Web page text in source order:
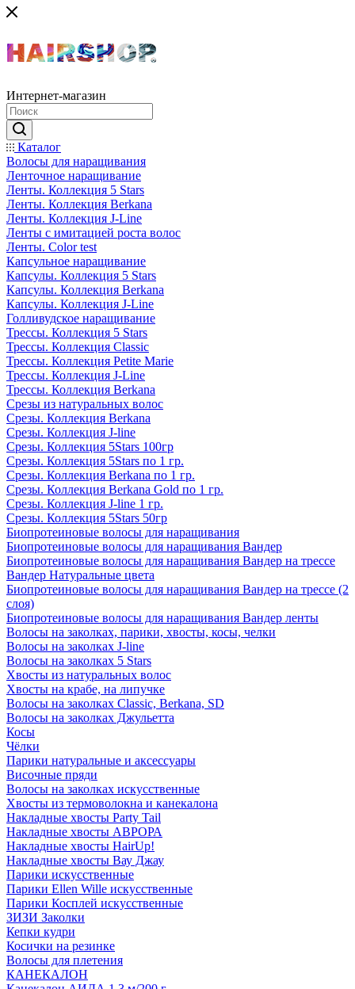
Интернет-магазин
Каталог
Волосы для наращивания
Ленточное наращивание
Ленты. Коллекция 5 Stars
Ленты. Коллекция Berkana
Ленты. Коллекция J-Line
Ленты с имитацией роста волос
Ленты. Color test
Капсульное наращивание
Капсулы. Коллекция 5 Stars
Капсулы. Коллекция Berkana
Капсулы. Коллекция J-Line
Голливудское наращивание
Трессы. Коллекция 5 Stars
Трессы. Коллекция Classic
Трессы. Коллекция Petite Marie
Трессы. Коллекция J-Line
Трессы. Коллекция Berkana
Срезы из натуральных волос
Срезы. Коллекция Berkana
Срезы. Коллекция J-line
Срезы. Коллекция 5Stars 100гр
Срезы. Коллекция 5Stars по 1 гр.
Срезы. Коллекция Berkana по 1 гр.
Срезы. Коллекция Berkana Gold по 1 гр.
Срезы. Коллекция J-line 1 гр.
Срезы. Коллекция 5Stars 50гр
Биопротеиновые волосы для наращивания
Биопротеиновые волосы для наращивания Вандер
Биопротеиновые волосы для наращивания Вандер на трессе
Вандер Натуральные цвета
Биопротеиновые волосы для наращивания Вандер на трессе (2
слоя)
Биопротеиновые волосы для наращивания Вандер ленты
Волосы на заколках, парики, хвосты, косы, челки
Волосы на заколках J-line
Волосы на заколках 5 Stars
Хвосты из натуральных волос
Хвосты на крабе, на липучке
Волосы на заколках Classic, Berkana, SD
Волосы на заколках Джульетта
Косы
Чёлки
Парики натуральные и аксессуары
Височные пряди
Волосы на заколках искусственные
Хвосты из термоволокна и канекалона
Накладные хвосты Party Tail
Накладные хвосты АВРОРА
Накладные хвосты HairUp!
Накладные хвосты Вау Джау
Парики искусственные
Парики Ellen Wille искусственные
Парики Косплей искусственные
ЗИЗИ Заколки
Кепки кудри
Косички на резинке
Волосы для плетения
КАНЕКАЛОН